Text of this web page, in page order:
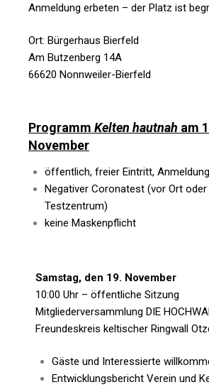
Anmeldung erbeten – der Platz ist
Ort: Bürgerhaus Bierfeld
Am Butzenberg 14A
66620 Nonnweiler-Bierfeld
Programm Kelten hautnah am
November
öffentlich, freier Eintritt,
Negativer Coronatest (vor Ort oder
Testzentrum)
keine Maskenpflicht
Samstag, den 19. November
10:00 Uhr – öffentliche Sitzung
Mitgliederversammlung DIE
Freundeskreis keltischer Ringwall
Gäste und Interessierte
Entwicklungsbericht Verein und